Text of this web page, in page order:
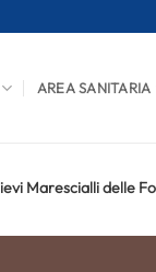
AREA SANITARIA
Marescialli delle